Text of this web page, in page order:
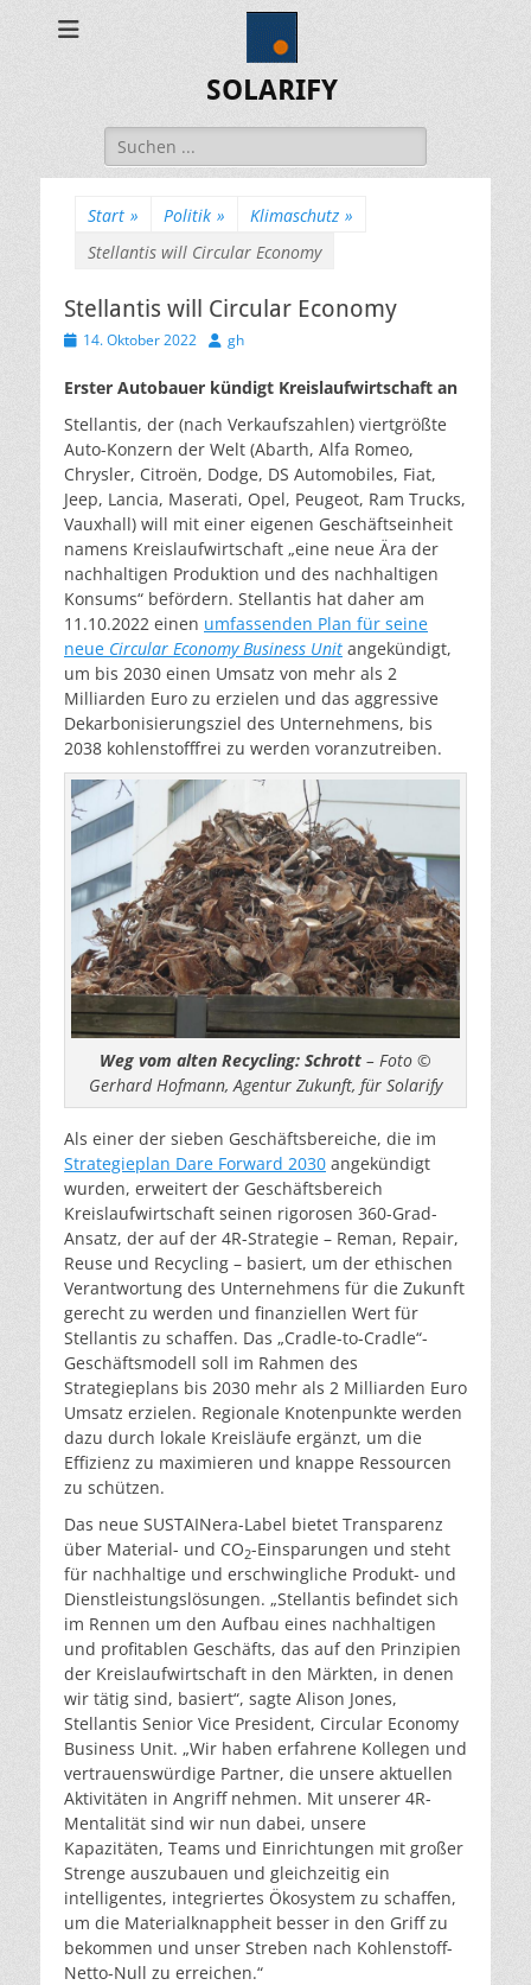
SOLARIFY
Suchen
nach:
Start » Politik » Klimaschutz »
Stellantis will Circular Economy
Stellantis will Circular Economy
Veröffentlicht
14. Oktober 2022 Autor
gh
Erster Autobauer kündigt Kreislaufwirtschaft an
Stellantis, der (nach Verkaufszahlen) viertgrößte
Auto-Konzern der Welt (Abarth, Alfa Romeo,
Chrysler, Citroën, Dodge, DS Automobiles, Fiat,
Jeep, Lancia, Maserati, Opel, Peugeot, Ram Trucks,
Vauxhall) will mit einer eigenen Geschäftseinheit
namens Kreislaufwirtschaft „eine neue Ära der
nachhaltigen Produktion und des nachhaltigen
Konsums“ befördern. Stellantis hat daher am
11.10.2022 einen umfassenden Plan für seine
neue Circular Economy Business Unit angekündigt,
um bis 2030 einen Umsatz von mehr als 2
Milliarden Euro zu erzielen und das aggressive
Dekarbonisierungsziel des Unternehmens, bis
2038 kohlenstofffrei zu werden voranzutreiben.
Weg vom alten Recycling: Schrott – Foto ©
Gerhard Hofmann, Agentur Zukunft, für Solarify
Als einer der sieben Geschäftsbereiche, die im
Strategieplan Dare Forward 2030 angekündigt
wurden, erweitert der Geschäftsbereich
Kreislaufwirtschaft seinen rigorosen 360-Grad-
Ansatz, der auf der 4R-Strategie – Reman, Repair,
Reuse und Recycling – basiert, um der ethischen
Verantwortung des Unternehmens für die Zukunft
gerecht zu werden und finanziellen Wert für
Stellantis zu schaffen. Das „Cradle-to-Cradle“-
Geschäftsmodell soll im Rahmen des
Strategieplans bis 2030 mehr als 2 Milliarden Euro
Umsatz erzielen. Regionale Knotenpunkte werden
dazu durch lokale Kreisläufe ergänzt, um die
Effizienz zu maximieren und knappe Ressourcen
zu schützen.
Das neue SUSTAINera-Label bietet Transparenz
über Material- und CO2-Einsparungen und steht
für nachhaltige und erschwingliche Produkt- und
Dienstleistungslösungen. „Stellantis befindet sich
im Rennen um den Aufbau eines nachhaltigen
und profitablen Geschäfts, das auf den Prinzipien
der Kreislaufwirtschaft in den Märkten, in denen
wir tätig sind, basiert“, sagte Alison Jones,
Stellantis Senior Vice President, Circular Economy
Business Unit. „Wir haben erfahrene Kollegen und
vertrauenswürdige Partner, die unsere aktuellen
Aktivitäten in Angriff nehmen. Mit unserer 4R-
Mentalität sind wir nun dabei, unsere
Kapazitäten, Teams und Einrichtungen mit großer
Strenge auszubauen und gleichzeitig ein
intelligentes, integriertes Ökosystem zu schaffen,
um die Materialknappheit besser in den Griff zu
bekommen und unser Streben nach Kohlenstoff-
Netto-Null zu erreichen.“